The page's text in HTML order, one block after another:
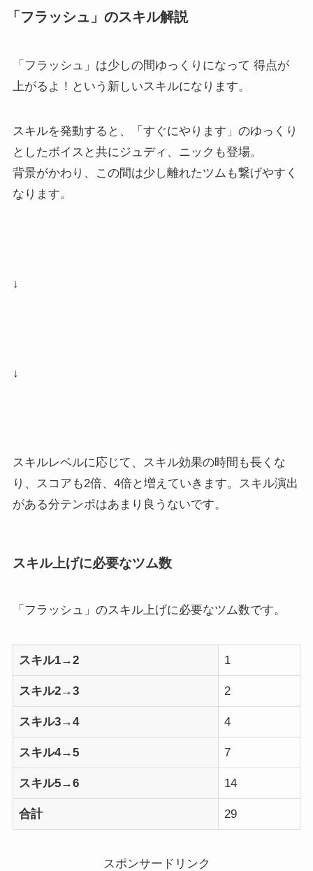
「フラッシュ」のスキル解説
「フラッシュ」は少しの間ゆっくりになって 得点が
上がるよ！という新しいスキルになります。
スキルを発動すると、「すぐにやります」のゆっくり
としたボイスと共にジュディ、ニックも登場。
背景がかわり、この間は少し離れたツムも繋げやすく
なります。
↓
↓
スキルレベルに応じて、スキル効果の時間も長くな
り、スコアも2倍、4倍と増えていきます。スキル演出
がある分テンポはあまり良うないです。
スキル上げに必要なツム数
「フラッシュ」のスキル上げに必要なツム数です。
スキル1→2 1
スキル2→3 2
スキル3→4 4
スキル4→5 7
スキル5→6 14
合計 29
スポンサードリンク